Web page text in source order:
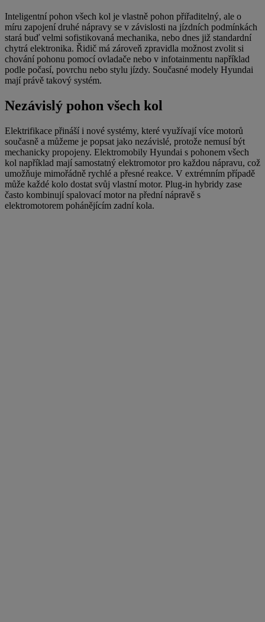
Inteligentní pohon všech kol je vlastně pohon přiřaditelný, ale o
míru zapojení druhé nápravy se v závislosti na jízdních podmínkách
stará buď velmi sofistikovaná mechanika, nebo dnes již standardní
chytrá elektronika. Řidič má zároveň zpravidla možnost zvolit si
chování pohonu pomocí ovladače nebo v infotainmentu například
podle počasí, povrchu nebo stylu jízdy. Současné modely Hyundai
mají právě takový systém.
Nezávislý pohon všech kol
Elektrifikace přináší i nové systémy, které využívají více motorů
současně a můžeme je popsat jako nezávislé, protože nemusí být
mechanicky propojeny. Elektromobily Hyundai s pohonem všech
kol například mají samostatný elektromotor pro každou nápravu, což
umožňuje mimořádně rychlé a přesné reakce. V extrémním případě
může každé kolo dostat svůj vlastní motor. Plug-in hybridy zase
často kombinují spalovací motor na přední nápravě s
elektromotorem pohánějícím zadní kola.